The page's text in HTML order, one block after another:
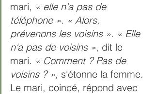
mari, « elle n'a pas de
téléphone ». « Alors,
prévenons les voisins ». « Elle
n'a pas de voisins », dit le
mari. « Comment ? Pas de
voisins ? », s'étonne la femme.
Le mari, coincé, répond avec